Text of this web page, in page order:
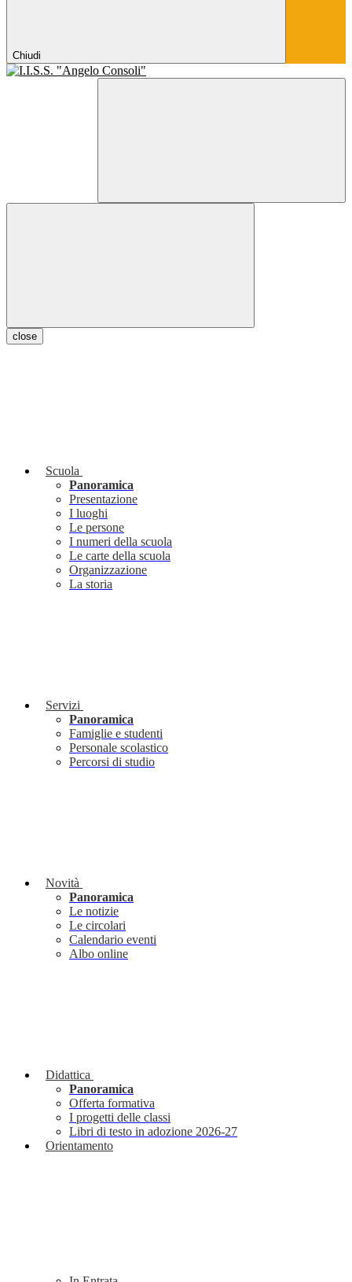
Chiudi
close
Scuola
Panoramica
Presentazione
I luoghi
Le persone
I numeri della scuola
Le carte della scuola
Organizzazione
La storia
Servizi
Panoramica
Famiglie e studenti
Personale scolastico
Percorsi di studio
Novità
Panoramica
Le notizie
Le circolari
Calendario eventi
Albo online
Didattica
Panoramica
Offerta formativa
I progetti delle classi
Libri di testo in adozione 2026-27
Orientamento